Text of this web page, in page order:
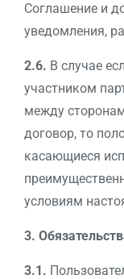
Соглашение и
уведомления,
2.6. В случае
участником
между
договор, то
касающиеся
условиям
3.
3.1.